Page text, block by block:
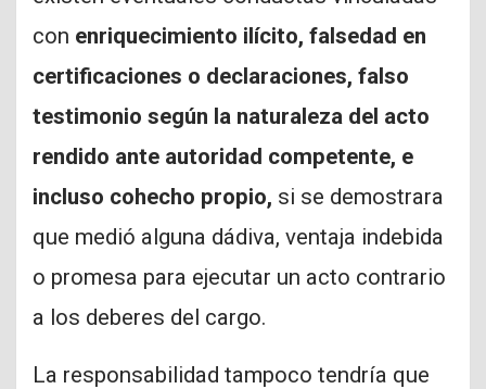
con enriquecimiento ilícito, falsedad en
certificaciones o declaraciones, falso
testimonio según la naturaleza del acto
rendido ante autoridad competente, e
incluso cohecho propio, si se demostrara
que medió alguna dádiva, ventaja indebida
o promesa para ejecutar un acto contrario
a los deberes del cargo.
La responsabilidad tampoco tendría que